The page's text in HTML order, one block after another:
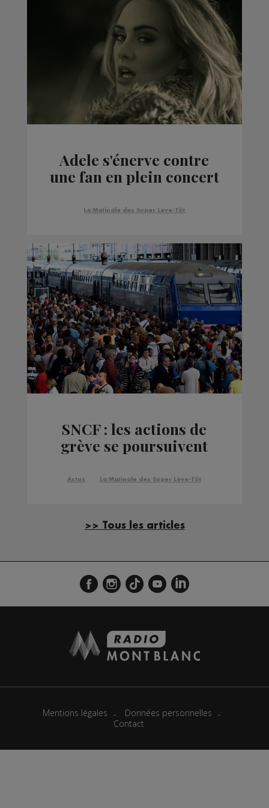
Adele s'énerve contre
une fan en plein concert
La Matinale des Super Lève-Tôt
SNCF : les actions de
grève se poursuivent
Actus La Matinale des Super Lève-Tôt
>> Tous les articles
Mentions légales
Données personnelles
Contact